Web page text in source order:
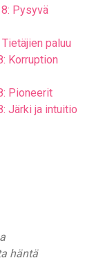
Pysyvä
paluu
Korruption
Pioneerit
Järki ja intuitio
häntä